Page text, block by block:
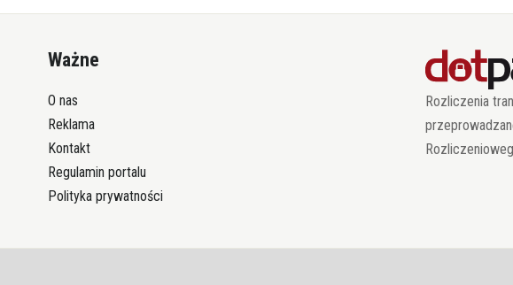
Ważne
O nas
Reklama
Kontakt
Regulamin portalu
Polityka prywatności
Rozliczenia